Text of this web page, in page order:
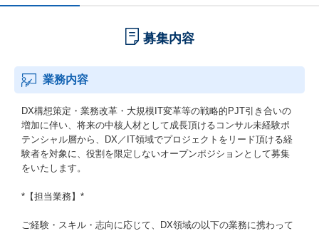
募集内容
業務内容
DX構想策定・業務改革・大規模IT変革等の戦略的PJT引き合いの
増加に伴い、将来の中核人材として成長頂けるコンサル未経験ポ
テンシャル層から、DX／IT領域でプロジェクトをリード頂ける経
験者を対象に、役割を限定しないオープンポジションとして募集
をいたします。
*【担当業務】*
ご経験・スキル・志向に応じて、DX領域の以下の業務に携わって